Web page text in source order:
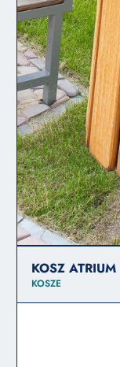
KOSZ ATRIUM
KOSZE